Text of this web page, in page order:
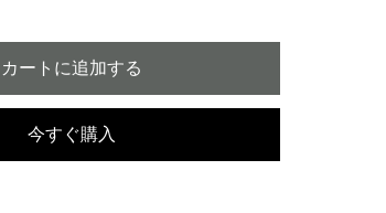
カートに追加する
今すぐ購入